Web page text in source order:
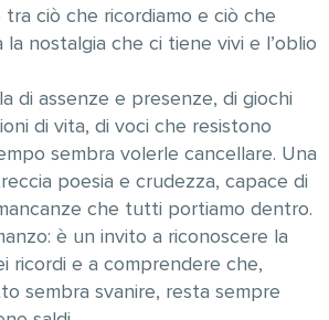
ciò che ricordiamo e ciò che
la nostalgia che ci tiene vivi e l’oblio
di assenze e presenze, di giochi
di vita, di voci che resistono
sembra volerle cancellare. Una
poesia e crudezza, capace di
che tutti portiamo dentro.
è un invito a riconoscere la
ricordi e a comprendere che,
sembra svanire, resta sempre